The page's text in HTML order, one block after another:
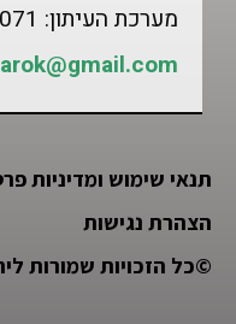
מערכת העיתון: 09-7604071
תנאי שימוש ומדיניות
הצהרת נגישות
©כל הזכויות שמורות